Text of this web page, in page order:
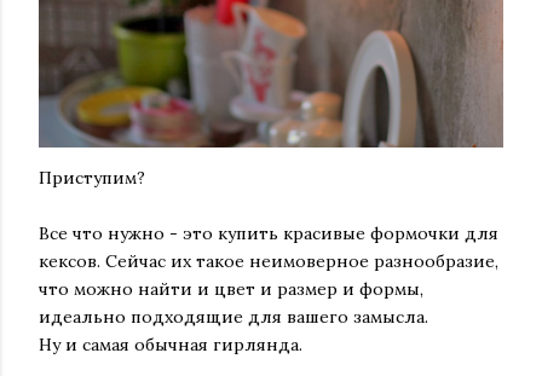
Приступим?
Все что нужно - это купить красивые формочки для
кексов. Сейчас их такое неимоверное разнообразие,
что можно найти и цвет и размер и формы,
идеально подходящие для вашего замысла.
Ну и самая обычная гирлянда.